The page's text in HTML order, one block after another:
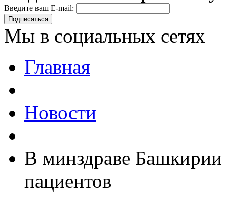
Введите ваш E-mail:
Подписаться
Мы в социальных сетях
Главная
Новости
В минздраве
пациентов